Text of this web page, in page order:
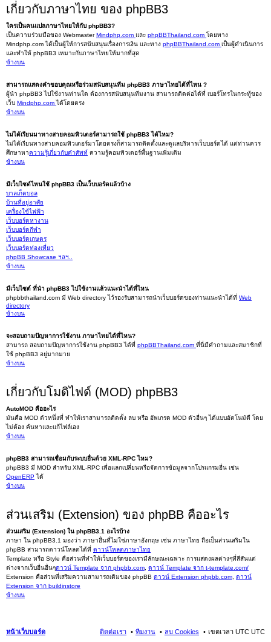
เกี่ยวกับภาษาไทย ของ phpBB3
ใครเป็นคนแปลภาษาไทยให้กับ phpBB3?
เป็นความร่วมมือของ WebmasterMindphp.com และ phpBBThailand.com โดยทาง
Mindphp.com ได้เป็นผู้ให้การสนับสนุนเรื่องการเงิน และทาง phpBBThailand.com เป็นผู้ดำเนินการ
และทำให้ phpBB3 เหมาะกับภาษาไทยให้มากที่สุด
ข้างบน
สามารถแสดงคำขอบคุณหรือร่วมสนับสนุนทีม phpBB3 ภาษาไทยได้ที่ไหน ?
ผู้นำ phpBB3 ไปใช้งานท่านใด ต้องการสนับสนุนทีมงาน สามารถติดต่อได้ที่ เบอร์โทรในกระทู้ของ
เว็บ Mindphp.comได้โดยตรง
ข้างบน
ไม่ได้เรียนมาทางสายคอมพิวเตอร์สามารถใช้ phpBB3 ได้ไหม?
ไม่ได้เรียนทางสายคอมพิวเตอร์มาโดยตรงก็สามารถติดตั้งและดูแลบริหารเว็บบอร์ดได้ แต่ท่านควร
ศึกษาหาความรู้เกี่ยวกับคำศัพท์ ความรู้คอมพิวเตอร์พื้นฐานเพิ่มเติม
ข้างบน
มีเว็บไซต์ไหนใช้ phpBB3 เป็นเว็บบอร์ดแล้วบ้าง
บาลเก็ตบอล
บ้านที่อยู่อาศัย
เครื่องใช้ไฟฟ้า
เว็บบอร์ดหางาน
เว็บบอร์ดกีฬา
เว็บบอร์ดเกษตร
เว็บบอร์ดท่องเที่ยว
phpBB Showcase ฯลฯ..
ข้างบน
มีเว็บไซต์ ที่นำ phpBB3 ไปใช้งานแล้วแนะนำได้ที่ไหน
phpbbthailand.com มี Web directory ไว้รองรับสามารถนำเว็บบอร์ดของท่านแนะนำได้ที่ Web
directory
ข้างบน
จะสอบถามปัญหาการใช้งาน ภาษาไทยได้ที่ไหน?
สามารถ สอบถามปัญหาการใช้งาน phpBB3 ได้ที่ phpBBThailand.com ที่นี่มีคำถามและสมาชิกที่
ใช้ phpBB3 อยู่มากมาย
ข้างบน
เกี่ยวกับโมดิไฟด์ (MOD) phpBB3
AutoMOD คืออะไร
มันคือ MOD ตัวหนึ่งที่ ทำให้เราสามารถติดตั้ง ลบ หรือ อัพเกรด MOD ตัวอื่นๆ ได้แบบอัตโนมัตื โดย
ไม่ต้อง ค้นหาและแก้ไฟล์เอง
ข้างบน
phpBB3 สามารถเชื่อมกับระบบอื่นด้วย XML-RPC ไหม?
phpBB3 มี MOD สำหรับ XML-RPC เพื่อแลกเปลี่ยนหรือจัดการข้อมูลจากโปรแกรมอื่น เช่น
OpenERPได้
ข้างบน
ส่วนเสริม (Extension) ของ phpBB คืออะไร
ส่วนเสริม (Extension) ใน phpBB3.1 อะไรบ้าง
ภาษา ใน phpBB3.1 มองว่า ภาษาอื่นที่ไม่ใช่ภาษาอังกฤษ เช่น ภาษาไทย ถือเป็นส่วนเสริมใน
phpBB สามารถดาวน์โหลดได้ที่ ดาวน์โหลดภาษาไทย
Template หรือ Style คือส่วนที่ทำให้เว็บบอร์ดของเรามีลักษณะเฉพาะ การแสดงผลต่างๆที่สีสันแต่
ต่างจากเว็บอื่นอื่นๆดาวน์ Template จาก phpbb.com ดาวน์ Template จาก t-template.com/
Extension คือส่วนที่เสริมความสามารถเดิมของ phpBB ดาวน์ Extension phpbb.com ดาวน์
Extension จาก buildinstore
ข้างบน
หน้าเว็บบอร์ด เขตเวลา UTC UTC
ลบ Cookies
ทีมงาน
ติดต่อเรา